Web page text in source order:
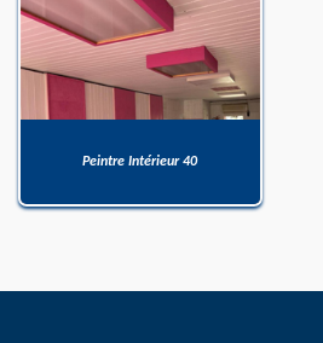
Peintre Intérieur 40